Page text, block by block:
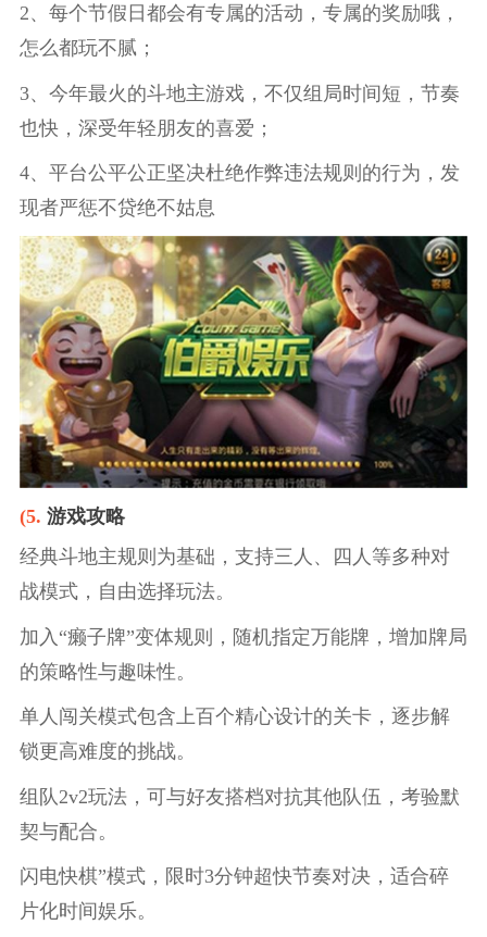
2、每个节假日都会有专属的活动，专属的奖励哦，
怎么都玩不腻；
3、今年最火的斗地主游戏，不仅组局时间短，节奏
也快，深受年轻朋友的喜爱；
4、平台公平公正坚决杜绝作弊违法规则的行为，发
现者严惩不贷绝不姑息
(5. 游戏攻略
经典斗地主规则为基础，支持三人、四人等多种对
战模式，自由选择玩法。
加入“癞子牌”变体规则，随机指定万能牌，增加牌局
的策略性与趣味性。
单人闯关模式包含上百个精心设计的关卡，逐步解
锁更高难度的挑战。
组队2v2玩法，可与好友搭档对抗其他队伍，考验默
契与配合。
闪电快棋”模式，限时3分钟超快节奏对决，适合碎
片化时间娱乐。